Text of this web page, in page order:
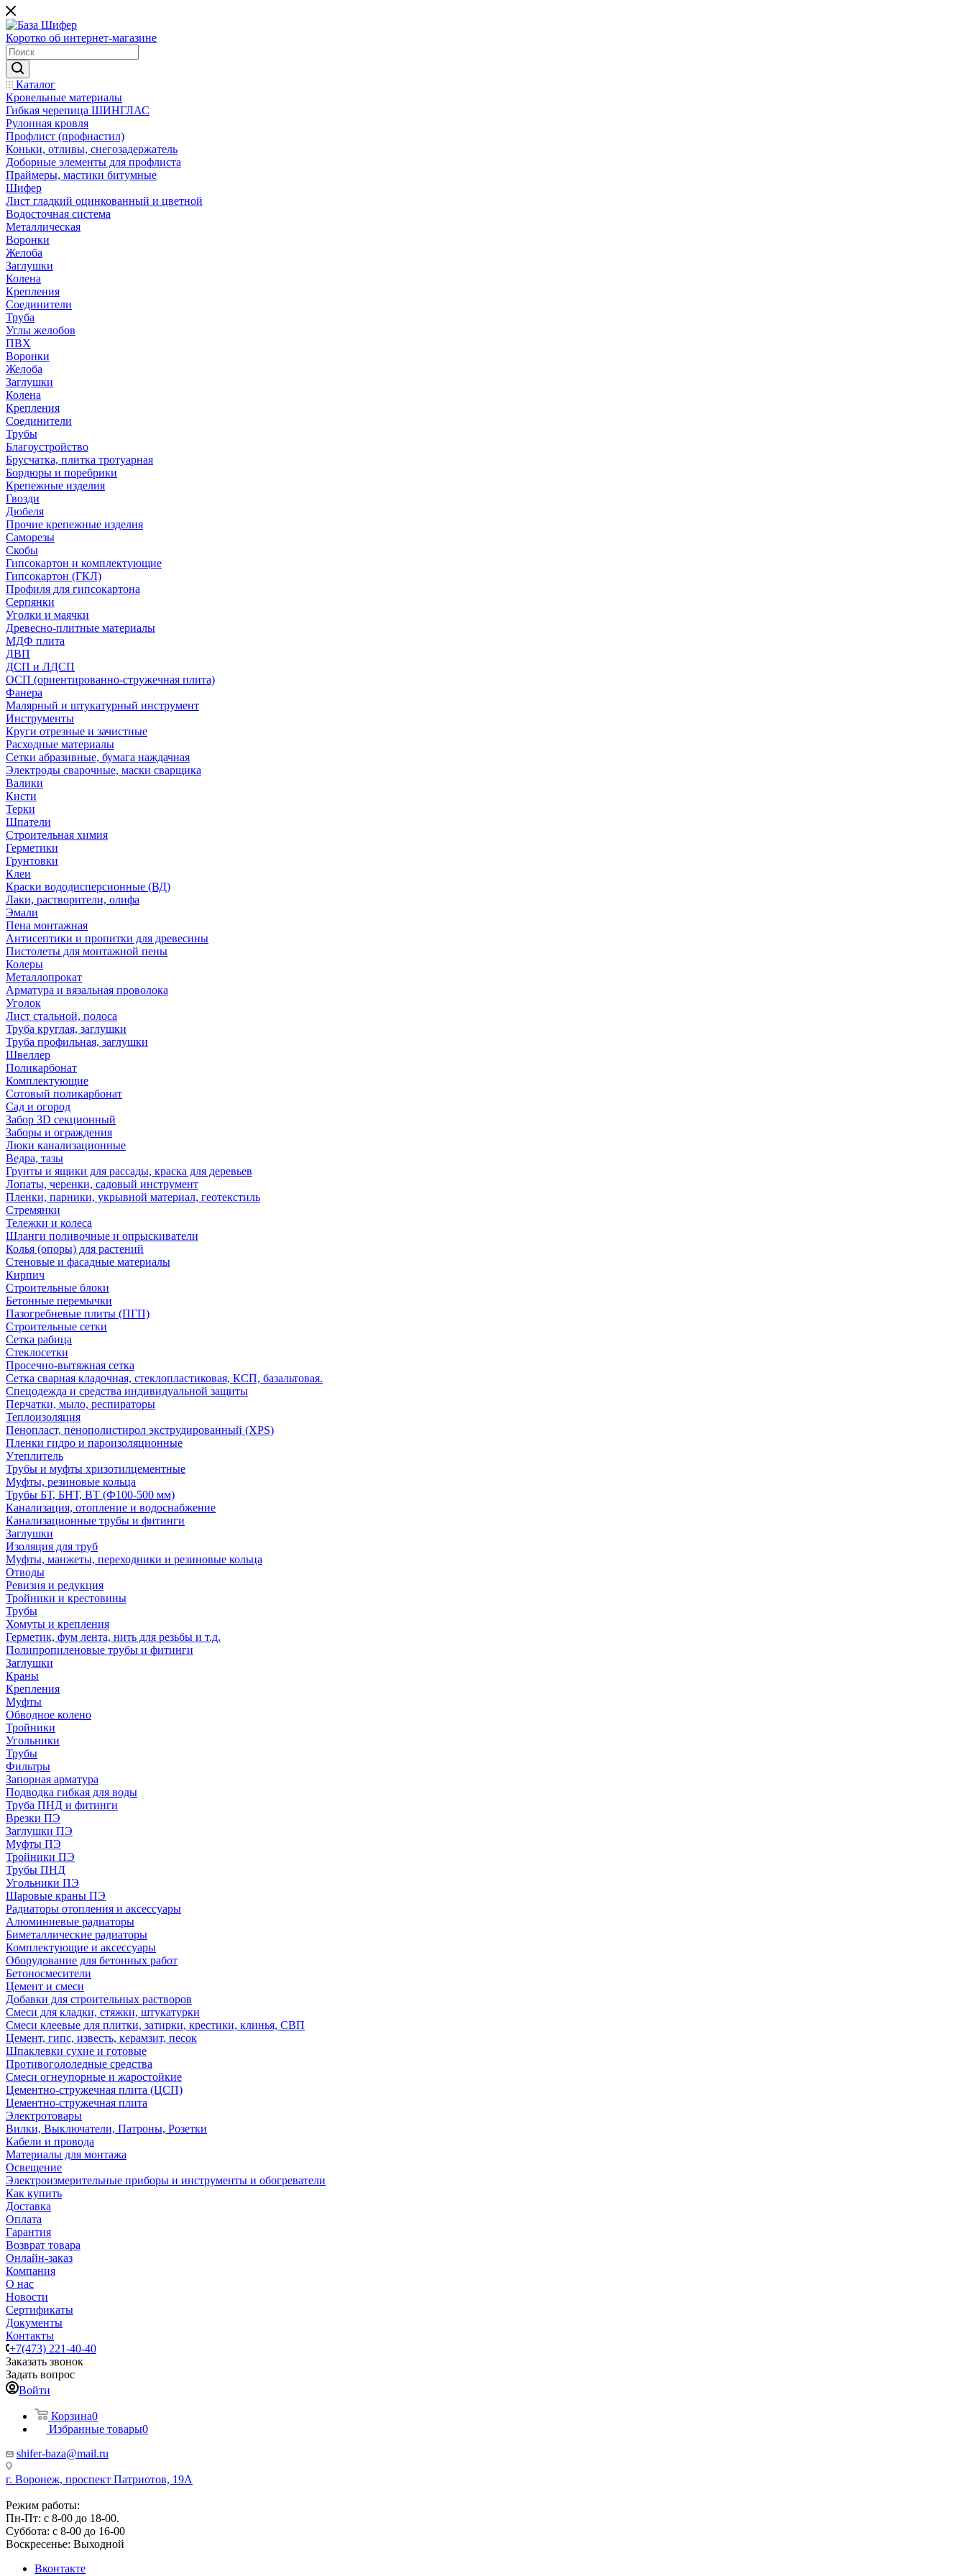
Коротко об интернет-магазине
Каталог
Кровельные материалы
Гибкая черепица ШИНГЛАС
Рулонная кровля
Профлист (профнастил)
Коньки, отливы, снегозадержатель
Доборные элементы для профлиста
Праймеры, мастики битумные
Шифер
Лист гладкий оцинкованный и цветной
Водосточная система
Металлическая
Воронки
Желоба
Заглушки
Колена
Крепления
Соединители
Труба
Углы желобов
ПВХ
Воронки
Желоба
Заглушки
Колена
Крепления
Соединители
Трубы
Благоустройство
Брусчатка, плитка тротуарная
Бордюры и поребрики
Крепежные изделия
Гвозди
Дюбеля
Прочие крепежные изделия
Саморезы
Скобы
Гипсокартон и комплектующие
Гипсокартон (ГКЛ)
Профиля для гипсокартона
Серпянки
Уголки и маячки
Древесно-плитные материалы
МДФ плита
ДВП
ДСП и ЛДСП
ОСП (ориентированно-стружечная плита)
Фанера
Малярный и штукатурный инструмент
Инструменты
Круги отрезные и зачистные
Расходные материалы
Сетки абразивные, бумага наждачная
Электроды сварочные, маски сварщика
Валики
Кисти
Терки
Шпатели
Строительная химия
Герметики
Грунтовки
Клеи
Краски вододисперсионные (ВД)
Лаки, растворители, олифа
Эмали
Пена монтажная
Антисептики и пропитки для древесины
Пистолеты для монтажной пены
Колеры
Металлопрокат
Арматура и вязальная проволока
Уголок
Лист стальной, полоса
Труба круглая, заглушки
Труба профильная, заглушки
Швеллер
Поликарбонат
Комплектующие
Сотовый поликарбонат
Сад и огород
Забор 3D секционный
Заборы и ограждения
Люки канализационные
Ведра, тазы
Грунты и ящики для рассады, краска для деревьев
Лопаты, черенки, садовый инструмент
Пленки, парники, укрывной материал, геотекстиль
Стремянки
Тележки и колеса
Шланги поливочные и опрыскиватели
Колья (опоры) для растений
Стеновые и фасадные материалы
Кирпич
Строительные блоки
Бетонные перемычки
Пазогребневые плиты (ПГП)
Строительные сетки
Сетка рабица
Стеклосетки
Просечно-вытяжная сетка
Сетка сварная кладочная, стеклопластиковая, КСП, базальтовая.
Спецодежда и средства индивидуальной защиты
Перчатки, мыло, респираторы
Теплоизоляция
Пенопласт, пенополистирол экструдированный (XPS)
Пленки гидро и пароизоляционные
Утеплитель
Трубы и муфты хризотилцементные
Муфты, резиновые кольца
Трубы БТ, БНТ, ВТ (Ф100-500 мм)
Канализация, отопление и водоснабжение
Канализационные трубы и фитинги
Заглушки
Изоляция для труб
Муфты, манжеты, переходники и резиновые кольца
Отводы
Ревизия и редукция
Тройники и крестовины
Трубы
Хомуты и крепления
Герметик, фум лента, нить для резьбы и т.д.
Полипропиленовые трубы и фитинги
Заглушки
Краны
Крепления
Муфты
Обводное колено
Тройники
Угольники
Трубы
Фильтры
Запорная арматура
Подводка гибкая для воды
Труба ПНД и фитинги
Врезки ПЭ
Заглушки ПЭ
Муфты ПЭ
Тройники ПЭ
Трубы ПНД
Угольники ПЭ
Шаровые краны ПЭ
Радиаторы отопления и аксессуары
Алюминиевые радиаторы
Биметаллические радиаторы
Комплектующие и аксессуары
Оборудование для бетонных работ
Бетоносмесители
Цемент и смеси
Добавки для строительных растворов
Смеси для кладки, стяжки, штукатурки
Смеси клеевые для плитки, затирки, крестики, клинья, СВП
Цемент, гипс, известь, керамзит, песок
Шпаклевки сухие и готовые
Противогололедные средства
Смеси огнеупорные и жаростойкие
Цементно-стружечная плита (ЦСП)
Цементно-стружечная плита
Электротовары
Вилки, Выключатели, Патроны, Розетки
Кабели и провода
Материалы для монтажа
Освещение
Электроизмерительные приборы и инструменты и обогреватели
Как купить
Доставка
Оплата
Гарантия
Возврат товара
Онлайн-заказ
Компания
О нас
Новости
Сертификаты
Документы
Контакты
+7(473) 221-40-40
Заказать звонок
Задать вопрос
Войти
Корзина0
Избранные товары0
shifer-baza@mail.ru
г. Воронеж, проспект Патриотов, 19А
Режим работы:
Пн-Пт: с 8-00 до 18-00.
Суббота: с 8-00 до 16-00
Воскресенье: Выходной
Вконтакте